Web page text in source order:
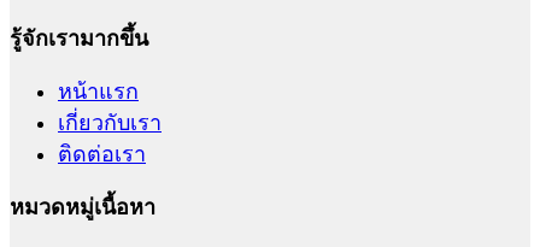
รู้จักเรามากขึ้น
หน้าแรก
เกี่ยวกับเรา
ติดต่อเรา
หมวดหมู่เนื้อหา